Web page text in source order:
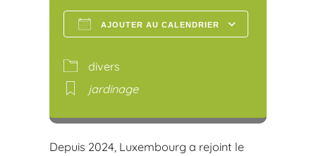
AJOUTER AU CALENDRIER
divers
jardinage
Depuis 2024, Luxembourg a rejoint le